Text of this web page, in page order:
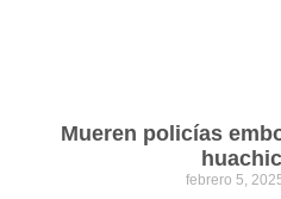
Mueren policías
febrero 5,